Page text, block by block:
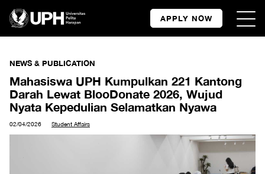
APPLY NOW
NEWS & PUBLICATION
Mahasiswa UPH Kumpulkan 221 Kantong
Darah Lewat BlooDonate 2026, Wujud
Nyata Kepedulian Selamatkan Nyawa
02/04/2026 Student Affairs